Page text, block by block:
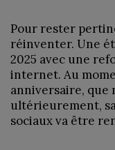
Pour rester
réinventer. Une
2025 avec une
internet. Au
anniversaire, que
ultérieurement,
sociaux va être